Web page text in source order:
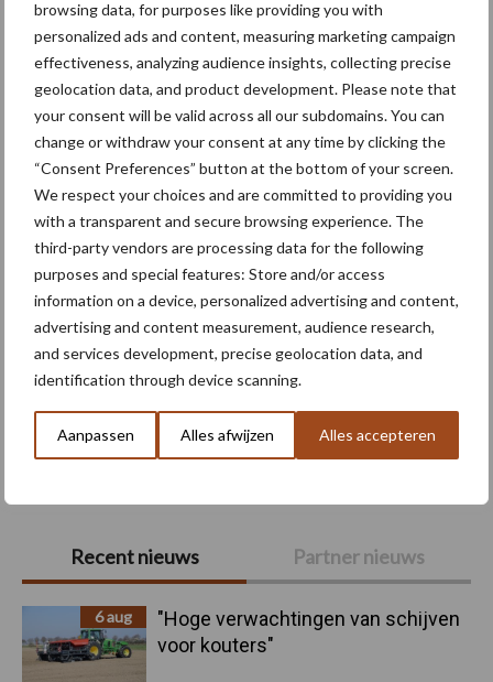
browsing data, for purposes like providing you with
personalized ads and content, measuring marketing campaign
effectiveness, analyzing audience insights, collecting precise
geolocation data, and product development. Please note that
your consent will be valid across all our subdomains. You can
change or withdraw your consent at any time by clicking the
“Consent Preferences” button at the bottom of your screen.
We respect your choices and are committed to providing you
with a transparent and secure browsing experience. The
third-party vendors are processing data for the following
purposes and special features: Store and/or access
information on a device, personalized advertising and content,
advertising and content measurement, audience research,
and services development, precise geolocation data, and
identification through device scanning.
Aanpassen Alles afwijzen Alles accepteren
Primaire
Sidebar
Recent nieuws Partner nieuws
6 aug
"Hoge verwachtingen van schijven
voor kouters"
Themapagina's
Machines Duurzaamheid
Biodiversiteit
Biologische
akkerbouw
Toon meer